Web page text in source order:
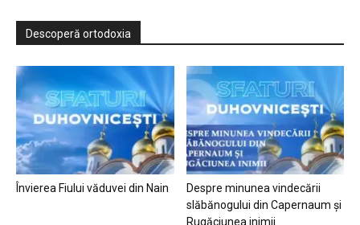
Descoperă ortodoxia
Învierea Fiului văduvei din Nain
Despre minunea vindecării
slăbănogului din Capernaum și
Rugăciunea inimii